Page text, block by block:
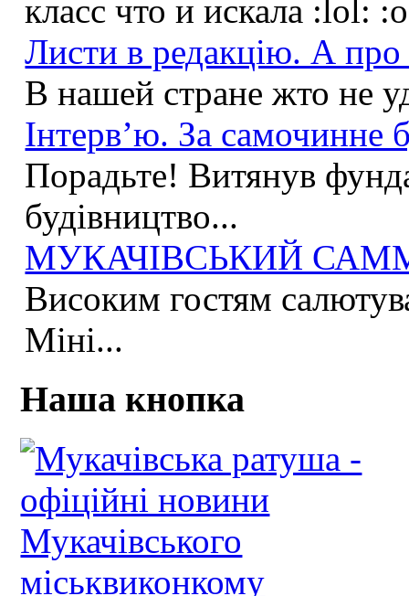
класс что и искала :lol:
Листи в редакцію. А
В нашей стране жто не
Інтерв’ю. За самочинне
Порадьте! Витянув
будівництво...
МУКАЧІВСЬКИЙ
Високим гостям
Міні...
Наша кнопка